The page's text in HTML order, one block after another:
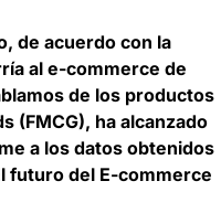
de acuerdo con la
al e-commerce de
de los productos
(FMCG), ha alcanzado
a los datos obtenidos
futuro del E-commerce